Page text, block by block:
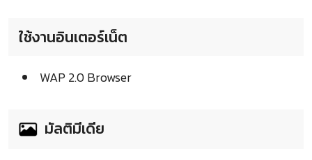
ใช้งานอินเตอร์เน็ต
WAP 2.0 Browser
มัลติมีเดีย